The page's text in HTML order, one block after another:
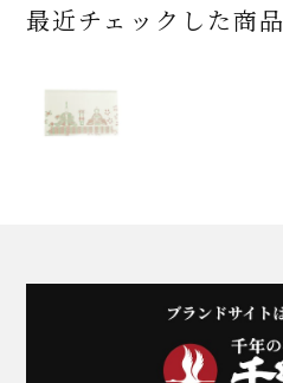
最近チェックした商品